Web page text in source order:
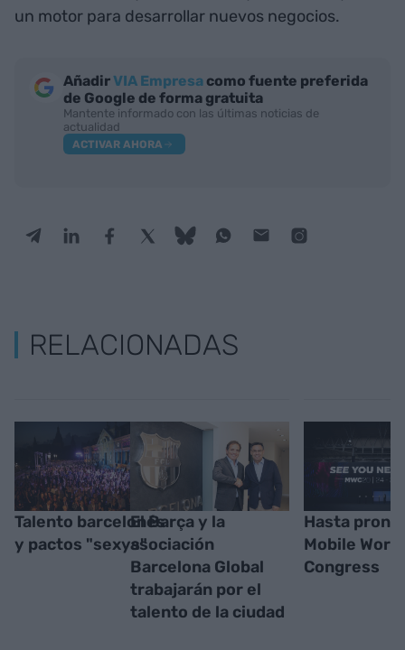
un motor para desarrollar nuevos negocios.
AñadirVIA Empresa como fuente preferida
de Google de forma gratuita
Mantente informado con las últimas noticias de
actualidad
ACTIVAR AHORA
RELACIONADAS
Talento barcelonés
y pactos "sexys"
El Barça y la
asociación
Barcelona Global
trabajarán por el
talento de la ciudad
Hasta
Mobile World
Congress